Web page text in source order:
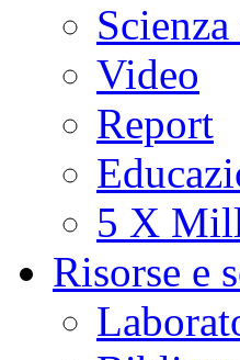
Video
Report
5 X
Risorse e